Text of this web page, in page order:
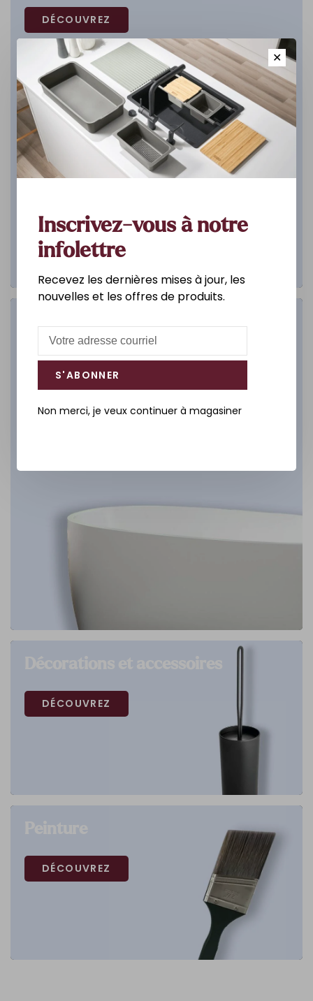
DÉCOUVREZ
Salle de bain
DÉCOUVREZ
DÉCOUVREZ
DÉCOUVREZ
✕
Inscrivez-vous à notre
infolettre
Recevez les dernières mises à jour, les
nouvelles et les offres de produits.
S'ABONNER
Non merci, je veux continuer à magasiner